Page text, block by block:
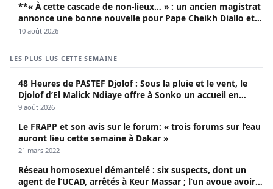
**« À cette cascade de non-lieux… » : un ancien magistrat
annonce une bonne nouvelle pour Pape Cheikh Diallo et
Cie**
10 août 2026
LES PLUS LUS CETTE SEMAINE
48 Heures de PASTEF Djolof : Sous la pluie et le vent, le
Djolof d’El Malick Ndiaye offre à Sonko un accueil en
apothéose
9 août 2026
Le FRAPP et son avis sur le forum: « trois forums sur l’eau
auront lieu cette semaine à Dakar »
21 mars 2022
Réseau homosexuel démantelé : six suspects, dont un
agent de l’UCAD, arrêtés à Keur Massar ; l’un avoue avoir